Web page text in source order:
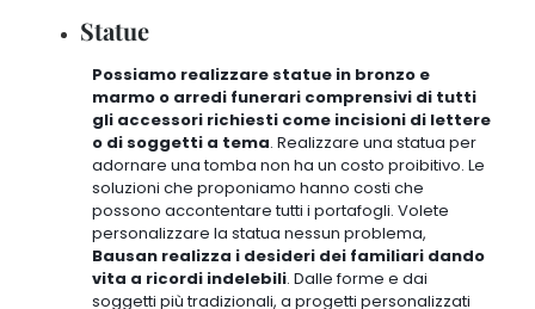
Statue
Possiamo realizzare statue in bronzo e
marmo o arredi funerari comprensivi di tutti
gli accessori richiesti come incisioni di lettere
o di soggetti a tema. Realizzare una statua per
adornare una tomba non ha un costo proibitivo. Le
soluzioni che proponiamo hanno costi che
possono accontentare tutti i portafogli. Volete
personalizzare la statua nessun problema,
Bausan realizza i desideri dei familiari dando
vita a ricordi indelebili. Dalle forme e dai
soggetti più tradizionali, a progetti personalizzati